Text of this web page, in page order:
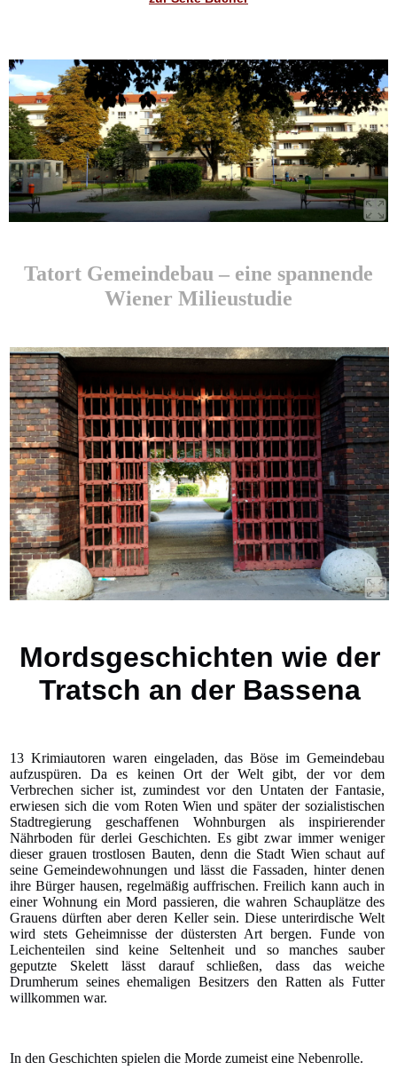
Tatort Gemeindebau – eine spannende
Wiener Milieustudie
Mordsgeschichten wie der
Tratsch an der Bassena
13 Krimiautoren waren eingeladen, das Böse im Gemeindebau
aufzuspüren. Da es keinen Ort der Welt gibt, der vor dem
Verbrechen sicher ist, zumindest vor den Untaten der Fantasie,
erwiesen sich die vom Roten Wien und später der sozialistischen
Stadtregierung geschaffenen Wohnburgen als inspirierender
Nährboden für derlei Geschichten. Es gibt zwar immer weniger
dieser grauen trostlosen Bauten, denn die Stadt Wien schaut auf
seine Gemeindewohnungen und lässt die Fassaden, hinter denen
ihre Bürger hausen, regelmäßig auffrischen. Freilich kann auch in
einer Wohnung ein Mord passieren, die wahren Schauplätze des
Grauens dürften aber deren Keller sein. Diese unterirdische Welt
wird stets Geheimnisse der düstersten Art bergen. Funde von
Leichenteilen sind keine Seltenheit und so manches sauber
geputzte Skelett lässt darauf schließen, dass das weiche
Drumherum seines ehemaligen Besitzers den Ratten als Futter
willkommen war.
In den Geschichten spielen die Morde zumeist eine Nebenrolle.